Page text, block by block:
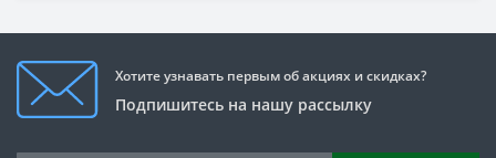
Хотите узнавать первым об акциях и скидках?
Подпишитесь на нашу рассылку